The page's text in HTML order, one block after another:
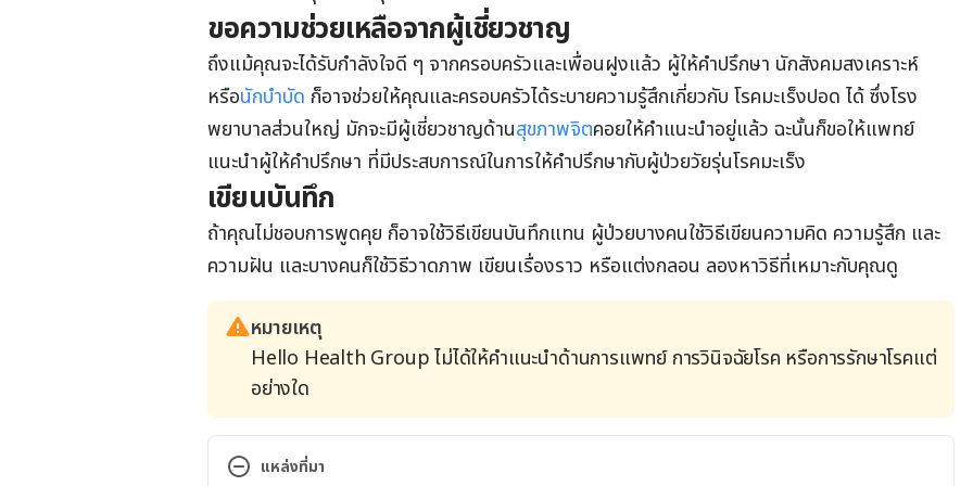
ขอความช่วยเหลือจากผู้เชี่ยวชาญ
ถึงแม้คุณจะได้รับกำลังใจดี ๆ จากครอบครัวและเพื่อนฝูงแล้ว ผู้ให้คำปรึกษา นักสังคมสงเคราะห์
หรือนักบำบัด ก็อาจช่วยให้คุณและครอบครัวได้ระบายความรู้สึกเกี่ยวกับ โรคมะเร็งปอด ได้ ซึ่งโรง
พยาบาลส่วนใหญ่ มักจะมีผู้เชี่ยวชาญด้านสุขภาพจิตคอยให้คำแนะนำอยู่แล้ว ฉะนั้นก็ขอให้แพทย์
แนะนำผู้ให้คำปรึกษา ที่มีประสบการณ์ในการให้คำปรึกษากับผู้ป่วยวัยรุ่นโรคมะเร็ง
เขียนบันทึก
ถ้าคุณไม่ชอบการพูดคุย ก็อาจใช้วิธีเขียนบันทึกแทน ผู้ป่วยบางคนใช้วิธีเขียนความคิด ความรู้สึก และ
ความฝัน และบางคนก็ใช้วิธีวาดภาพ เขียนเรื่องราว หรือแต่งกลอน ลองหาวิธีที่เหมาะกับคุณดู
หมายเหตุ
Hello Health Group ไม่ได้ให้คำแนะนำด้านการแพทย์ การวินิจฉัยโรค หรือการรักษาโรคแต่
อย่างใด
แหล่งที่มา